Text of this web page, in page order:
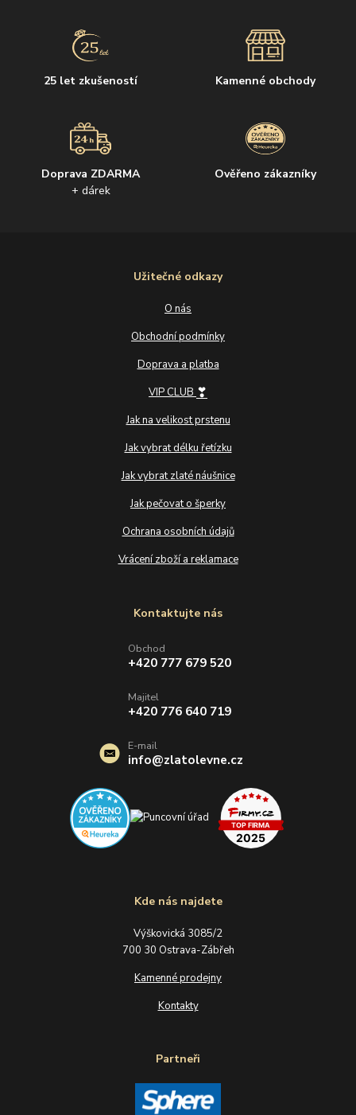
25 let zkušeností Kamenné obchody
Doprava ZDARMA
+ dárek
Ověřeno zákazníky
Užitečné odkazy
O nás
Obchodní podmínky
Doprava a platba
VIP CLUB ❣
Jak na velikost prstenu
Jak vybrat délku řetízku
Jak vybrat zlaté náušnice
Jak pečovat o šperky
Ochrana osobních údajů
Vrácení zboží a reklamace
Kde nás najdete
Výškovická 3085/2
700 30 Ostrava-Zábřeh
Kamenné prodejny
Kontakty
Partneři
Kontaktujte nás
Obchod
+420 777 679 520
Majitel
+420 776 640 719
E-mail
info@zlatolevne.cz